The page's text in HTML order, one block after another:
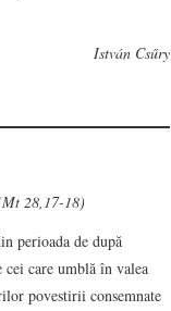
István Csűry
28,17-18)
perioada de după
cei care umblă în valea
povestirii consemnate